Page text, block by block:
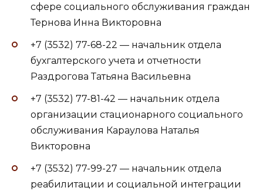
сфере социального обслуживания граждан
Тернова Инна Викторовна
+7 (3532) 77-68-22 — начальник отдела
бухгалтерского учета и отчетности
Раздрогова Татьяна Васильевна
+7 (3532) 77-81-42 — начальник отдела
организации стационарного социального
обслуживания Караулова Наталья
Викторовна
+7 (3532) 77-99-27 — начальник отдела
реабилитации и социальной интеграции